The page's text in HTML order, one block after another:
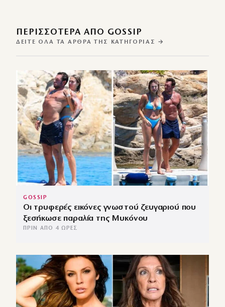
ΠΕΡΙΣΣΌΤΕΡΑ ΑΠΌ GOSSIP
ΔΕΊΤΕ ΌΛΑ ΤΑ ΆΡΘΡΑ ΤΗΣ ΚΑΤΗΓΟΡΊΑΣ →
GOSSIP
Οι τρυφερές εικόνες γνωστού ζευγαριού που
ξεσήκωσε παραλία της Μυκόνου
ΠΡΙΝ ΑΠΌ 4 ΏΡΕΣ